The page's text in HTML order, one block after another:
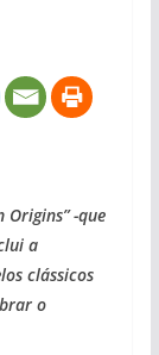
-que
a
clássicos
o